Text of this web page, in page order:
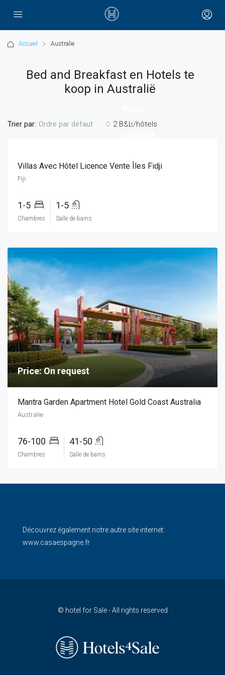
Accueil Australie
Bed and Breakfast en Hotels te
koop in Australië
2 B&B/hôtels
Trier par: Ordre par défaut
On
Villas Avec Hôtel Licence Vente Îles Fidji
Fiji
1-5
Chambres
1-5
Salle de bains
Price: On request
Mantra Garden Apartment Hotel Gold Coast Australia
Australie
76-100
Chambres
41-50
Salle de bains
Découvrez également notre autre site internet:
www.casaespagne.fr
© hotel for Sale - All rights reserved